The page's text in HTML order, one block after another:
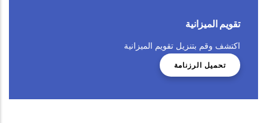
تقويم الميزانية
اكتشف وقم بتنزيل تقويم الميزانية
تحميل الرزنامة